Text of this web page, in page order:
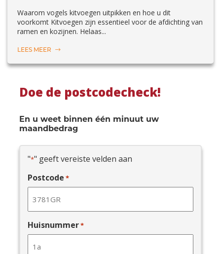
Waarom vogels kitvoegen uitpikken en hoe u dit
voorkomt Kitvoegen zijn essentieel voor de afdichting van
ramen en kozijnen. Helaas...
LEES MEER
Doe de postcodecheck!
En u weet binnen één minuut uw
maandbedrag
"*" geeft vereiste velden aan
Postcode *
Huisnummer*